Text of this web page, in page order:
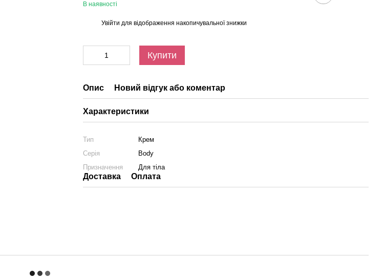
В наявності
Увійти для відображення накопичувальної знижки
Купити
Опис Новий відгук або коментар
Характеристики
Тип
Крем
Серія
Body
Призначення
Для тіла
Доставка Оплата